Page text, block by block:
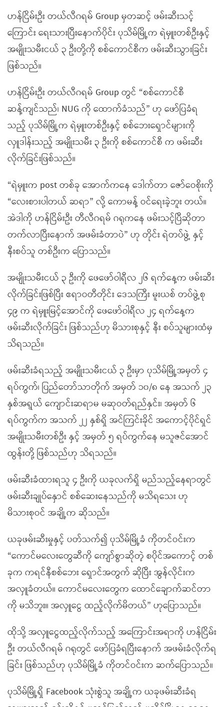
ဟန်ငြိမ်းဦး တယ်လီဂရမ် Group မှတဆင့် ဖမ်းဆီးသင့်
ကြောင်း ရေးသားပြီးနောက်ပိုင်း ပုသိမ်မြို့က ရဲမှူးတစ်ဦးနှင့်
အမျိုးသမီးငယ် ၃ ဦးတို့ကို စစ်ကောင်စီက ဖမ်းဆီးသွားခြင်း
ဖြစ်သည်။
ဟန်ငြိမ်းဦး တယ်လီဂရမ် Group တွင် “စစ်ကောင်စီ
ဆန့်ကျင်သည်၊ NUG ကို ထောက်ခံသည်” ဟု ဖော်ပြခံရ
သည့် ပုသိမ်မြို့က ရဲမှူးတစ်ဦးနှင့် စစ်ဘေးရှောင်များကို
လှူဒါန်းသည့် အမျိုးသမီး ၃ ဦးကို စစ်ကောင်စီ က ဖမ်းဆီး
လိုက်ခြင်းဖြစ်သည်။
“ရဲမှူးက post တစ်ခု အောက်ကနေ ဒေါက်တာ ဇော်ဝေစိုးကို
“လေးစားပါတယ် ဆရာ” လို့ ကောမန့် ဝင်ရေးခဲ့ဘူး တယ်။
အဲဒါကို ဟန်ငြိမ်းဦး တီလီဂရမ် ဂရုကနေ ဖမ်းသင့်ပြီဆိုတာ
တက်လာပြီးနောက် အဖမ်းခံတာပဲ” ဟု တိုင်း ရဲတပ်ဖွဲ့ နှင့်
နီးစပ်သူ တစ်ဦးက ပြောသည်။
အမျိုးသမီးငယ် ၃ ဦးကို ဖေဖော်ဝါရီလ ၂၆ ရက်နေ့က ဖမ်းဆီး
လိုက်ခြင်းဖြစ်ပြီး ဧရာဝတီတိုင်း ဒေသကြီး မူးယစ် တပ်ဖွဲ့စု
၄၉ က ရဲမှူးမြင့်အောင်ကို ဖေဖော်ဝါရီလ ၂၄ ရက်နေ့က
ဖမ်းဆီးလိုက်ခြင်း ဖြစ်သည်ဟု မိသားစုနှင့် နီး စပ်သူများထံမှ
သိရသည်။
ဖမ်းဆီးခံရသည့် အမျိုးသမီးငယ် ၃ ဦးမှာ ပုသိမ်မြို့အမှတ် ၄
ရပ်ကွက်၊ ပြည်တော်သာတိုက် အမှတ် ၁၀/၈ နေ အသက် ၂၃
နှစ်အရွယ် ကျောင်းဆရာမ မဆုဝတ်ရည်နှင်း၊ အမှတ် ၆
ရပ်ကွက်က အသက် ၂၂ နှစ်ရှိ အင်ကြင်းခိုင် အကောင့်ပိုင်ရှင်
အမျိုးသမီးတစ်ဦး နှင့် အမှတ် ၅ ရပ်ကွက်နေ မသူဇင်အောင်
ထွန်းတို့ ဖြစ်သည်ဟု သိရသည်။
ဖမ်းဆီးခံထားရသူ ၄ ဦးကို ယခုလက်ရှိ မည်သည့်နေရာတွင်
ဖမ်းဆီးချုပ်နှောင် စစ်ဆေးနေသည်ကို မသိရသေး ဟု
မိသားစုဝင် အချို့က ဆိုသည်။
ယခုဖမ်းဆီးမှုနှင့် ပတ်သက်၍ ပုသိမ်မြို့ခံ ကိုတင်ဝင်းက
“ကောင်မလေးတွေဆီကို ကျော်စွာဆိုတဲ့ စပိုင်အကောင့် တစ်
ခုက ကရင်နီစစ်ဘေး ရှောင်အတွက် ဆိုပြီး အွန်လိုင်းက
အလှူခံတယ်။ ကောင်မလေးတွေက ထောင်ချောက်ဆင်တာ
ကို မသိဘူး။ အလှူငွေ ထည့်လိုက်မိတယ်” ဟုပြောသည်။
ထိုသို့ အလှူငွေထည့်လိုက်သည့် အကြောင်းအရာကို ဟန်ငြိမ်း
ဦး တယ်လီဂရမ် ဂရုတွင် ဖော်ပြခံရပြီးနောက် အဖမ်းခံလိုက်ရ
ခြင်း ဖြစ်သည်ဟု ပုသိမ်မြို့ခံ ကိုတင်ဝင်းက ဆက်ပြောသည်။
ပုသိမ်မြို့ရှိ Facebook သုံးစွဲသူ အချို့က ယခုဖမ်းဆီးခံရ